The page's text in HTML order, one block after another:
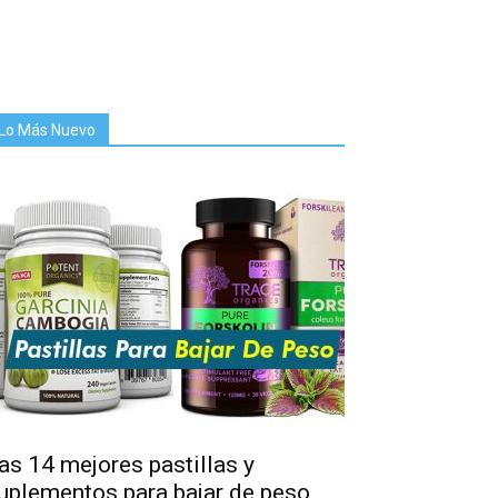
Más Nuevo
14 mejores pastillas y
para bajar de peso